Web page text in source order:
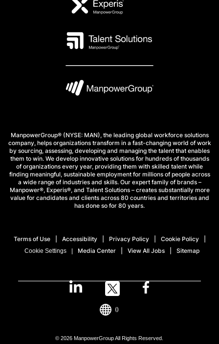
ManpowerGroup® (NYSE: MAN), the leading global workforce solutions
company, helps organizations transform in a fast-changing world of work
by sourcing, assessing, developing and managing the talent that enables
them to win. We develop innovative solutions for hundreds of thousands
of organizations every year, providing them with skilled talent while
finding meaningful, sustainable employment for millions of people across
a wide range of industries and skills. Our expert family of brands –
Manpower®, Experis®, and Talent Solutions – creates substantially more
value for candidates and clients across 80 countries and territories and
has done so for 80 years.
Terms of Use Accessibility Privacy Policy Cookie Policy
Cookie Settings Media Center View All Jobs Sitemap
© 2026 ManpowerGroup All Rights Reserved.
()